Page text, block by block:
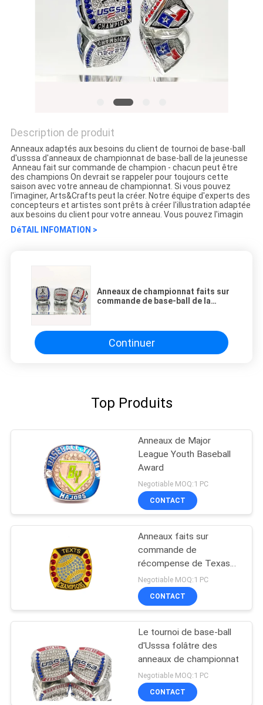
Description de produit
Anneaux adaptés aux besoins du client de tournoi de base-ball
d'usssa d'anneaux de championnat de base-ball de la jeunesse
Anneau fait sur commande de champion - chacun peut être
des champions On devrait se rappeler pour toujours cette
saison avec votre anneau de championnat. Si vous pouvez
l'imaginer, Arts&Crafts peut la créer. Notre équipe d'experts des
concepteurs et artistes sont prêts à créer l'illustration adaptée
aux besoins du client pour votre anneau. Vous pouvez l'imagin
DéTAIL INFOMATION >
Anneaux de championnat faits sur
commande de base-ball de la
Continuer
Top Produits
Anneaux de Major
League Youth Baseball
Award
Negotiable MOQ:1 PC
CONTACT
Anneaux faits sur
commande de
récompense de Texas
Baseball USSSA
Negotiable MOQ:1 PC
CONTACT
Le tournoi de base-ball
d'Usssa folâtre des
anneaux de championnat
Negotiable MOQ:1 PC
CONTACT